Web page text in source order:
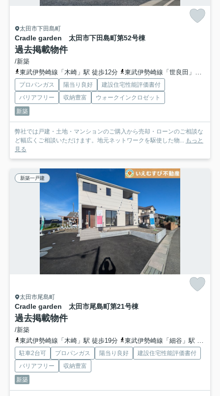
太田市下田島町
Cradle garden 太田市下田島町第52号棟
過去掲載物件
/新築
東武伊勢崎線「木崎」駅 徒歩12分
東武伊勢崎線「世良田」駅 徒歩46分
プロパンガス 陽当り良好
建設住宅性能評価書付
バリアフリー
収納豊富
ウォークインクロゼット
新築
弊社では戸建・土地・マンションのご購入から売却・ローンのご相談な
ど幅広くご相談いただけます。地元ネットワークを駆使した物... もっと
見る
新築一戸建
太田市尾島町
Cradle garden 太田市尾島町第21号棟
過去掲載物件
/新築
東武伊勢崎線「木崎」駅 徒歩19分
東武伊勢崎線「細谷」駅 徒歩48分
駐車2台可 プロパンガス 陽当り良好
建設住宅性能評価書付
バリアフリー
収納豊富
新築